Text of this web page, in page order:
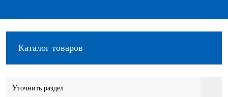
Каталог товаров
Уточнить раздел